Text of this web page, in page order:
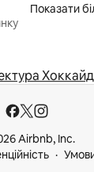
Показати
Airbnb, Inc.